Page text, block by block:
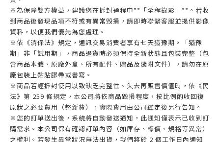
※為保障雙方權益，建議您在拆封過程中**「全程錄影」**。若收
到商品後發現品項不符或有異常毀損，請即時聯繫客服並提供影像
資料，以便我們優先為您處理。
※依《消保法》規定，通訊交易消費者享有七天猶豫期。「猶豫
期」非「試用期」，商品退貨時必須保持全新狀態且包裝完整（包
含商品本體、原廠外盒、所有配件、贈品及隨附文件），請勿在原
廠包裝上黏貼膠帶或書寫。
※商品若經拆封使用以致缺乏完整性、失去再販售價值時，依《民
法》第 259 條規定，本公司將依商品毀損程度，按比例酌收回復
原狀之必要費用（整新費），實際費用由公司鑑定後另行告知。
※您的訂單送出後，系統將自動發送通知，此通知僅表示已收到訂
購需求。本公司保有確認訂單內容（如庫存、標價、規格等異常）
之權利。若發生異常狀況無法出貨，我們將於 2 個工作日內通知